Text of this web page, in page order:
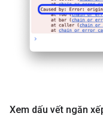
Xem dấu vết ngăn